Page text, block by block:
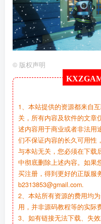
© 版权声明
1、本站提供的资源都来自
关，所有内容及软件的文章
述内容用于商业或者非法用
们不保证内容的长久可用性
与本站无关，您必须在下载
中彻底删除上述内容。如果
买注册，得到更好的正版服
b2313853@gmail.com.
2、本站所有资源的费用均
用，并非源码教程等的实际
3、如有链接无法下载、失